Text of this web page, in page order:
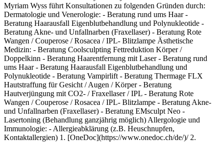
Myriam Wyss führt Konsultationen zu folgenden Gründen durch:
Dermatologie und Venerologie: - Beratung rund ums Haar -
Beratung Haarausfall Eigenblutbehandlung und Polynukleotide -
Beratung Akne- und Unfallnarben (Fraxellaser) - Beratung Rote
Wangen / Couperose / Rosacea / IPL- Blitzlampe Ästhetische
Medizin: - Beratung Coolsculpting Fettreduktion Körper /
Doppelkinn - Beratung Haarentfernung mit Laser - Beratung rund
ums Haar - Beratung Haarausfall Eigenblutbehandlung und
Polynukleotide - Beratung Vampirlift - Beratung Thermage FLX
Hautstraffung für Gesicht / Augen / Körper - Beratung
Hautverjüngung mit CO2- / Fraxellaser / IPL - Beratung Rote
Wangen / Couperose / Rosacea / IPL- Blitzlampe - Beratung Akne-
und Unfallnarben (Fraxellaser) - Beratung EMsculpt Neo -
Lasertoning (Behandlung ganzjährig möglich) Allergologie und
Immunologie: - Allergieabklärung (z.B. Heuschnupfen,
Kontaktallergien) 1. [OneDoc](https://www.onedoc.ch/de/)/ 2. [Spezialist für Lasermedizin](https://www.onedoc.ch/de/spezialist-fur-lasermedizin)/ 3. [Kanton Zürich](https://www.onedoc.ch/de/spezialist-fur-lasermedizin/kanton-zurich)/ 4. [Meilen](https://www.onedoc.ch/de/spezialist-fur-lasermedizin/meilen)/ 5. Dr. med. Myriam Wyss ### Termin buchen bei Dr. med. Myriam Wyss Füllen Sie die folgenden Felder aus 1 Fachrichtung Wählen Sie eine Fachrichtung * * * *touch\_app* Wählen Sie einen Termin *chevron\_left* Mi. 05 Aug. *chevron\_right* Mehr Termine anzeigen Zeitfenster Termin buchen ### Laden Sie die OneDoc-App herunter Buchen Sie online einen Termin bei einem Arzt, Zahnarzt oder Therapeuten in Ihrer Nähe in der Schweiz. Mit der OneDoc-App können Sie alle Ihre medizinischen Termine von Ihrem Handy aus verwalten, jederzeit und überall. ![QR-Code, der zum Apple App Store oder Google Play leitet, um die OneDoc Patienten-App zu laden](https://www.onedoc.ch/assets/images/download-app-qr.jpeg) Scannen Sie den QR-Code, um die App herunterzuladen [![Laden Sie unsere App im App Store herunter!](https://www.onedoc.ch/assets/images/app-store-badge-de.svg)](https://apps.apple.com/ch/app/onedoc/id1592376413?l=fr)[![Laden Sie unsere App im Google Play Store herunter!](https://www.onedoc.ch/assets/images/google-play-badge-de.png)](https://play.google.com/store/apps/details?id=ch.onedoc.patient&hl=fr-CH) *keyboard\_arrow\_right* ## Verwandte Fachgebiete [Hautarzt (Dermatologe) in Zürich](https://www.onedoc.ch/de/hautarzt-dermatologe/zurich)[Hautarzt (Dermatologe) in Winterthur](https://www.onedoc.ch/de/hautarzt-dermatologe/winterthur)[Hautarzt (Dermatologe) in Lenzburg](https://www.onedoc.ch/de/hautarzt-dermatologe/lenzburg)[Hautarzt (Dermatologe) in Küssnacht](https://www.onedoc.ch/de/hautarzt-dermatologe/kussnacht)[Hautarzt (Dermatologe) in Bülach](https://www.onedoc.ch/de/hautarzt-dermatologe/bulach)[Hautarzt (Dermatologe) in Ingenbohl](https://www.onedoc.ch/de/hautarzt-dermatologe/ingenbohl)[Hautarzt (Dermatologe) in Aarau](https://www.onedoc.ch/de/hautarzt-dermatologe/aarau)[Spezialist für ästhetische Medizin in Zürich](https://www.onedoc.ch/de/spezialist-fur-asthetische-medizin/zurich)[Spezialist für ästhetische Medizin in Lenzburg](https://www.onedoc.ch/de/spezialist-fur-asthetische-medizin/lenzburg)[Spezialist für ästhetische Medizin in Winterthur](https://www.onedoc.ch/de/spezialist-fur-asthetische-medizin/winterthur)[Spezialist für ästhetische Medizin in Aarau](https://www.onedoc.ch/de/spezialist-fur-asthetische-medizin/aarau)[Spezialist für ästhetische Medizin in Bülach](https://www.onedoc.ch/de/spezialist-fur-asthetische-medizin/bulach)[Spezialist für ästhetische Medizin in Zug](https://www.onedoc.ch/de/spezialist-fur-asthetische-medizin/zug)[Spezialist für ästhetische Medizin in Küssnacht](https://www.onedoc.ch/de/spezialist-fur-asthetische-medizin/kussnacht)[Spezialist für ästhetische Medizin in Uster](https://www.onedoc.ch/de/spezialist-fur-asthetische-medizin/uster)[Spezialist für ästhetische Medizin in Baar](https://www.onedoc.ch/de/spezialist-fur-asthetische-medizin/baar)[Spezialist für ästhetische Medizin in Schaffhausen](https://www.onedoc.ch/de/spezialist-fur-asthetische-medizin/schaffhausen)[Spezialist für ästhetische Medizin in Baden](https://www.onedoc.ch/de/spezialist-fur-asthetische-medizin/baden)[Spezialist für ästhetische Medizin in Meilen](https://www.onedoc.ch/de/spezialist-fur-asthetische-medizin/meilen)[Spezialist für ästhetische Medizin in Stäfa](https://www.onedoc.ch/de/spezialist-fur-asthetische-medizin/stafa)[Spezialist für ästhetische Medizin in Luzern](https://www.onedoc.ch/de/spezialist-fur-asthetische-medizin/luzern) *keyboard\_arrow\_right* ## Verwandte Expertisen [Laser Haarentfernung in Zürich](https://www.onedoc.ch/de/laser-haarentfernung/zurich)[Laser Haarentfernung in Baar](https://www.onedoc.ch/de/laser-haarentfernung/baar)[Laser Haarentfernung in Winterthur](https://www.onedoc.ch/de/laser-haarentfernung/winterthur)[Laser Haarentfernung in Lenzburg](https://www.onedoc.ch/de/laser-haarentfernung/lenzburg)[Laser Haarentfernung in Stäfa](https://www.onedoc.ch/de/laser-haarentfernung/stafa)[Laser Haarentfernung in Küssnacht](https://www.onedoc.ch/de/laser-haarentfernung/kussnacht)[Laser Haarentfernung in Zug](https://www.onedoc.ch/de/laser-haarentfernung/zug)[Injektion von plättchenreichem Plasma | PRP | Vampire Lift in Zürich](https://www.onedoc.ch/de/injektion-von-plattchenreichem-plasma-prp-vampire-lift/zurich)[Injektion von plättchenreichem Plasma | PRP | Vampire Lift in Zug](https://www.onedoc.ch/de/injektion-von-plattchenreichem-plasma-prp-vampire-lift/zug)[Injektion von plättchenreichem Plasma | PRP | Vampire Lift in Lenzburg](https://www.onedoc.ch/de/injektion-von-plattchenreichem-plasma-prp-vampire-lift/lenzburg)[Injektion von plättchenreichem Plasma | PRP | Vampire Lift in Meilen](https://www.onedoc.ch/de/injektion-von-plattchenreichem-plasma-prp-vampire-lift/meilen)[Injektion von plättchenreichem Plasma | PRP | Vampire Lift in Winterthur](https://www.onedoc.ch/de/injektion-von-plattchenreichem-plasma-prp-vampire-lift/winterthur)[Injektion von plättchenreichem Plasma | PRP | Vampire Lift in Baar](https://www.onedoc.ch/de/injektion-von-plattchenreichem-plasma-prp-vampire-lift/baar)[Injektion von plättchenreichem Plasma | PRP | Vampire Lift in Luzern](https://www.onedoc.ch/de/injektion-von-plattchenreichem-plasma-prp-vampire-lift/luzern)[Injektion von Botulinumtoxin in Zürich](https://www.onedoc.ch/de/injektion-von-botulinumtoxin/zurich)[Injektion von Botulinumtoxin in Lenzburg](https://www.onedoc.ch/de/injektion-von-botulinumtoxin/lenzburg)[Injektion von Botulinumtoxin in Aarau](https://www.onedoc.ch/de/injektion-von-botulinumtoxin/aarau)[Injektion von Botulinumtoxin in Bülach](https://www.onedoc.ch/de/injektion-von-botulinumtoxin/bulach)[Injektion von Botulinumtoxin in Zug](https://www.onedoc.ch/de/injektion-von-botulinumtoxin/zug)[Injektion von Botulinumtoxin in Winterthur](https://www.onedoc.ch/de/injektion-von-botulinumtoxin/winterthur)[Injektion von Botulinumtoxin in Küssnacht](https://www.onedoc.ch/de/injektion-von-botulinumtoxin/kussnacht) *keyboard\_arrow\_right* ## Beliebte Suchbegriffe [Facharzt für Allgemeine Innere Medizin in Zürich](https://www.onedoc.ch/de/facharzt-fur-allgemeine-innere-medizin/zurich)[Gynäkologe (Frauenarzt und Geburtshelfer) in Zürich](https://www.onedoc.ch/de/gynakologe-frauenarzt-und-geburtshelfer/zurich)[Augenarzt in Zürich](https://www.onedoc.ch/de/augenarzt/zurich)[Masseur (klassische Massage) in Zürich](https://www.onedoc.ch/de/masseur-klassische-massage/zurich)[Physiotherapeut in Zürich](https://www.onedoc.ch/de/physiotherapeut/zurich)[Hausarzt (Allgemeinmedizin) in Zürich](https://www.onedoc.ch/de/hausarzt-allgemeinmedizin/zurich)[Hautarzt (Dermatologe) in Zürich](https://www.onedoc.ch/de/hautarzt-dermatologe/zurich)[Spezialist für ästhetische Medizin in Zürich](https://www.onedoc.ch/de/spezialist-fur-asthetische-medizin/zurich)[Impfzentrum in Zürich](https://www.onedoc.ch/de/impfzentrum/zurich)[Reflexologietherapeut in Zürich](https://www.onedoc.ch/de/reflexologietherapeut/zurich)[Medizinischer Masseur (Massage) in Zürich](https://www.onedoc.ch/de/medizinischer-masseur-massage/zurich)[Physiotherapeut in Winterthur](https://www.onedoc.ch/de/physiotherapeut/winterthur)[Osteopath in Zürich](https://www.onedoc.ch/de/osteopath/zurich)[Gastroenterologe in Zürich](https://www.onedoc.ch/de/gastroenterologe/zurich)[Hausarzt (Allgemeinmedizin) in Winterthur](https://www.onedoc.ch/de/hausarzt-allgemeinmedizin/winterthur)[Neurologe in Zürich](https://www.onedoc.ch/de/neurologe/zurich)[Zahnarzt in Zürich](https://www.onedoc.ch/de/zahnarzt/zurich)[WAM/TEN Naturheilpraktiker in Zürich](https://www.onedoc.ch/de/wam-ten-naturheilpraktiker/zurich)[Gesundheitsdienstleistungen der Apotheke in Zürich](https://www.onedoc.ch/de/gesundheitsdienstleistungen-der-apotheke/zurich)[Kardiologe in Zürich](https://www.onedoc.ch/de/kardiologe/zurich)[Gynäkologe (Frauenarzt und Geburtshelfer) in Aarau](https://www.onedoc.ch/de/gynakologe-frauenarzt-und-geburtshelfer/aarau) *keyboard\_arrow\_right* ## Finden Sie einen Arzt oder Therapeuten [Ärzte- und Therapeutenverzeichnis](https://www.onedoc.ch/de/verzeichnis) [A](https://www.onedoc.ch/de/verzeichnis/A) [B](https://www.onedoc.ch/de/verzeichnis/B) [C](https://www.onedoc.ch/de/verzeichnis/C) [D](https://www.onedoc.ch/de/verzeichnis/D) [E](https://www.onedoc.ch/de/verzeichnis/E) [F](https://www.onedoc.ch/de/verzeichnis/F) [G](https://www.onedoc.ch/de/verzeichnis/G) [H](https://www.onedoc.ch/de/verzeichnis/H) [I](https://www.onedoc.ch/de/verzeichnis/I) [J](https://www.onedoc.ch/de/verzeichnis/J) [K](https://www.onedoc.ch/de/verzeichnis/K) [L](https://www.onedoc.ch/de/verzeichnis/L) [M](https://www.onedoc.ch/de/verzeichnis/M) [N](https://www.onedoc.ch/de/verzeichnis/N) [O](https://www.onedoc.ch/de/verzeichnis/O) [P](https://www.onedoc.ch/de/verzeichnis/P) [Q](https://www.onedoc.ch/de/verzeichnis/Q) [R](https://www.onedoc.ch/de/verzeichnis/R) [S](https://www.onedoc.ch/de/verzeichnis/S) [T](https://www.onedoc.ch/de/verzeichnis/T) [U](https://www.onedoc.ch/de/verzeichnis/U) [V](https://www.onedoc.ch/de/verzeichnis/V) [W](https://www.onedoc.ch/de/verzeichnis/W) [X](https://www.onedoc.ch/de/verzeichnis/X) [Y](https://www.onedoc.ch/de/verzeichnis/Y) [Z](https://www.onedoc.ch/de/verzeichnis/Z) ## OneDoc [Ich bin Gesundheitsfachperson](https://info.onedoc.ch/de/) [Über uns](https://info.onedoc.ch/de/unsere-mission/) [Presse](https://info.onedoc.ch/de/media/) [Karriere](https://career.onedoc.ch/de) [Datenschutzzentrum](https://privacy.onedoc.ch/de/) [Verwaltung der Cookies](javascript:Didomi.preferences.show%28%29) [Hilfezentrum](https://help.onedoc.ch/de/) ## Sprachen [Deutsch](https://www.onedoc.ch/de/spezialistin-fur-lasermedizin/meilen/pbkfq/dr-med-myriam-wyss) [Français]